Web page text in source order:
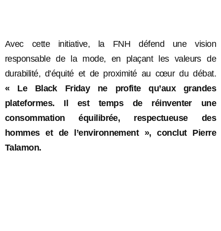
Avec cette initiative, la FNH défend une vision
responsable de la mode, en plaçant les valeurs de
durabilité, d’équité et de proximité au cœur du débat.
« Le Black Friday ne profite qu’aux grandes
plateformes. Il est temps de réinventer une
consommation équilibrée, respectueuse des
hommes et de l’environnement », conclut Pierre
Talamon.